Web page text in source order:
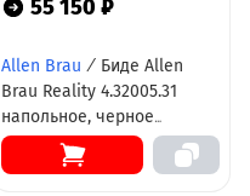
55 150 ₽
Allen Brau / Биде Allen
Brau Reality 4.32005.31
напольное, черное
матовое